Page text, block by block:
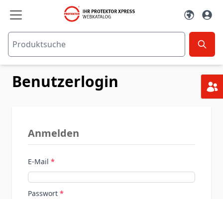
Zum Inhalt springen
Benutzerlogin
Anmelden
E-Mail
Passwort